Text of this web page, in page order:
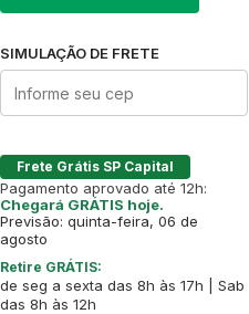
SIMULAÇÃO DE FRETE
Frete Grátis SP Capital
Pagamento aprovado até 12h:
Chegará GRÁTIS hoje.
Previsão: quinta-feira, 06 de
agosto
Retire GRÁTIS:
de seg a sexta das 8h às 17h | Sab
das 8h às 12h